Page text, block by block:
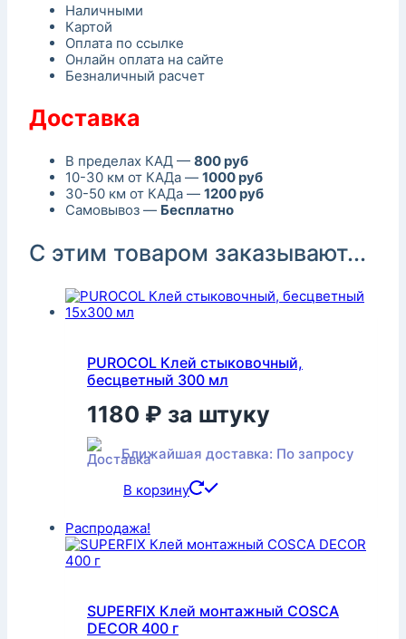
Наличными
Картой
Оплата по ссылке
Онлайн оплата на сайте
Безналичный расчет
Доставка
В пределах КАД — 800 руб
10-30 км от КАДа — 1000 руб
30-50 км от КАДа — 1200 руб
Самовывоз — Бесплатно
С этим товаром заказывают...
PUROCOL Клей стыковочный,
бесцветный 300 мл
1180 ₽ за штуку
Ближайшая доставка: По запросу
В корзину
Распродажа!
SUPERFIX Клей монтажный COSCA
DECOR 400 г